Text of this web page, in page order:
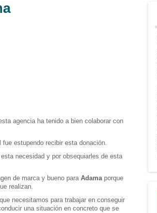
agencia ha tenido a bien colaborar con
estupendo recibir esta donación.
necesidad y por obsequiarles de esta
de marca y bueno paraAdamaporque
realizan.
que necesitamos para trabajar en conseguir
una situación en concreto que se